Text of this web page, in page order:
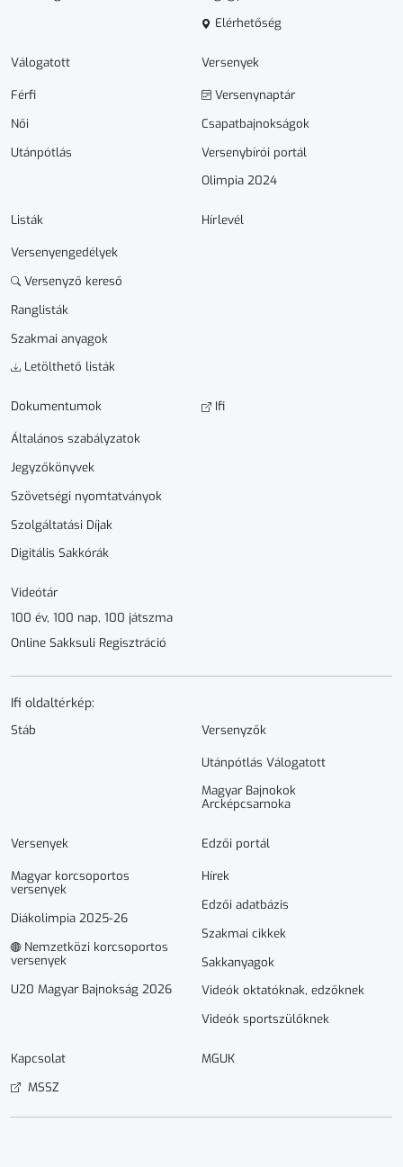
Elérhetőség
Válogatott
Férfi
Női
Utánpótlás
Versenyek
Versenynaptár
Csapatbajnokságok
Versenybírói portál
Olimpia 2024
Listák
Versenyengedélyek
Versenyző kereső
Ranglisták
Szakmai anyagok
Letölthető listák
Hírlevél
Dokumen­­tumok
Általános szabályzatok
Jegyzőkönyvek
Szövetségi nyomtatványok
Szolgáltatási Díjak
Digitális Sakkórák
Ifi
Videótár
100 év, 100 nap, 100 játszma
Online Sakksuli Regisztráció
Ifi oldaltérkép:
Stáb Versenyzők
Utánpótlás Válogatott
Magyar Bajnokok
Arcképcsarnoka
Versenyek
Magyar korcsoportos
versenyek
Diákolimpia 2025-26
Nemzetközi korcsoportos
versenyek
U20 Magyar Bajnokság 2026
Edzői portál
Hírek
Edzői adatbázis
Szakmai cikkek
Sakkanyagok
Videók oktatóknak, edzőknek
Videók sportszülőknek
Kapcsolat
MGUK
MSSZ